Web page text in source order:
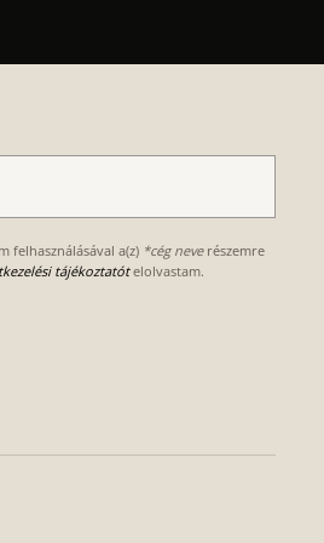
felhasználásával a(z) *cég neverészemre
tájékoztatót elolvastam.